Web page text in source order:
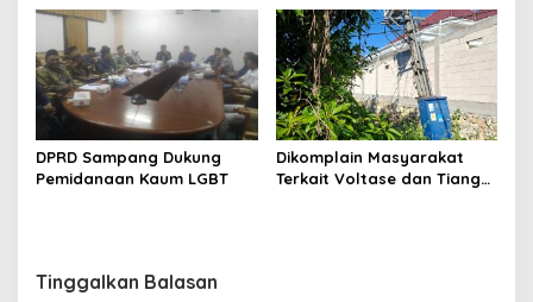
Perkuat Sinergi dengan
Nelayan Sampang
DPRD Sampang Dukung
Pemidanaan Kaum LGBT
Dikomplain Masyarakat
Terkait Voltase dan Tiang
Tinggalkan Balasan